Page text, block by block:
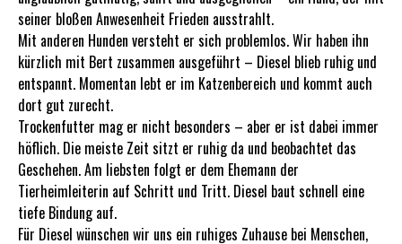
seiner bloßen Anwesenheit Frieden ausstrahlt.
Mit anderen Hunden versteht er sich problemlos. Wir haben ihn
kürzlich mit Bert zusammen ausgeführt – Diesel blieb ruhig und
entspannt. Momentan lebt er im Katzenbereich und kommt auch
dort gut zurecht.
Trockenfutter mag er nicht besonders – aber er ist dabei immer
höflich. Die meiste Zeit sitzt er ruhig da und beobachtet das
Geschehen. Am liebsten folgt er dem Ehemann der
Tierheimleiterin auf Schritt und Tritt. Diesel baut schnell eine
tiefe Bindung auf.
Für Diesel wünschen wir uns ein ruhiges Zuhause bei Menschen,